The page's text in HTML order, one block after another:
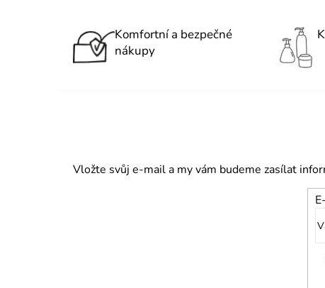
Komfortní a bezpečné
nákupy
Vložte svůj e-mail a my vám budeme zasílat